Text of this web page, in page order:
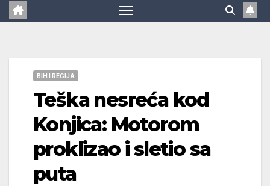
BIH I REGIJA
Teška nesreća kod
Konjica: Motorom
proklizao i sletio sa
puta